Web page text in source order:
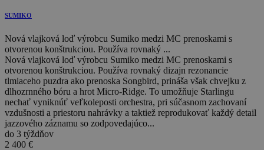
SUMIKO
Nová vlajková loď výrobcu Sumiko medzi MC prenoskami s
otvorenou konštrukciou. Používa rovnaký ...
Nová vlajková loď výrobcu Sumiko medzi MC prenoskami s
otvorenou konštrukciou. Používa rovnaký dizajn rezonancie
tlmiaceho puzdra ako prenoska Songbird, prináša však chvejku z
dlhozrnného bóru a hrot Micro-Ridge. To umožňuje Starlingu
nechať vyniknúť veľkoleposti orchestra, pri súčasnom zachovaní
vzdušnosti a priestoru nahrávky a taktiež reprodukovať každý detail
jazzového záznamu so zodpovedajúco...
do 3 týždňov
2 400 €